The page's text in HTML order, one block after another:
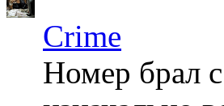
Crime
Номер брал